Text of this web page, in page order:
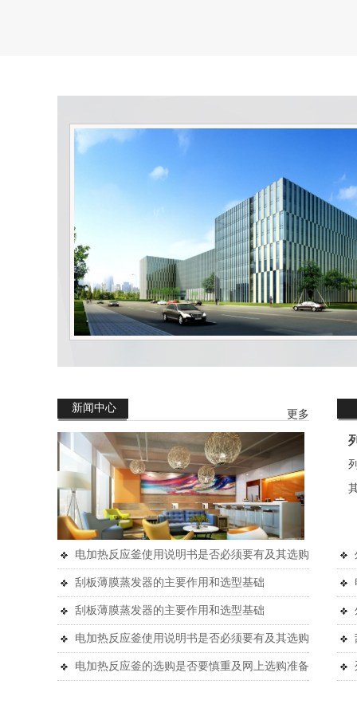
更多
新闻中心
电加热反应釜使用说明书是否必须要有及其选购
注意事项的比较
刮板薄膜蒸发器的主要作用和选型基础
刮板薄膜蒸发器的主要作用和选型基础
电加热反应釜使用说明书是否必须要有及其选购
注意事项的比较
电加热反应釜的选购是否要慎重及网上选购准备